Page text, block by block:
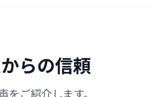
らの信頼
をご紹介します。